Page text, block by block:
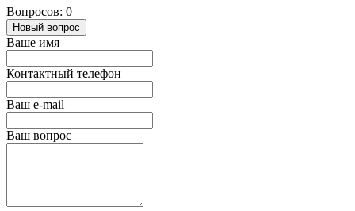
Вопросов: 0
Новый вопрос
Ваше имя
Контактный телефон
Ваш e-mail
Ваш вопрос